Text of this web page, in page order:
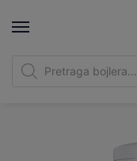
Bojleri Srbija|Metalac bojleri